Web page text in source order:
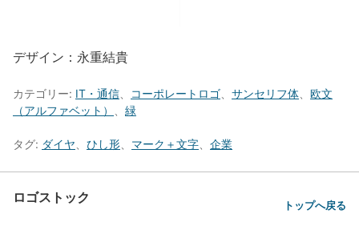
デザイン：永重結貴
カテゴリー: IT・通信 コーポレートロゴ サンセリフ体
欧文
（アルファベット）
緑
タグ: ダイヤ ひし形 マーク＋文字 企業
ロゴストック トップへ戻る